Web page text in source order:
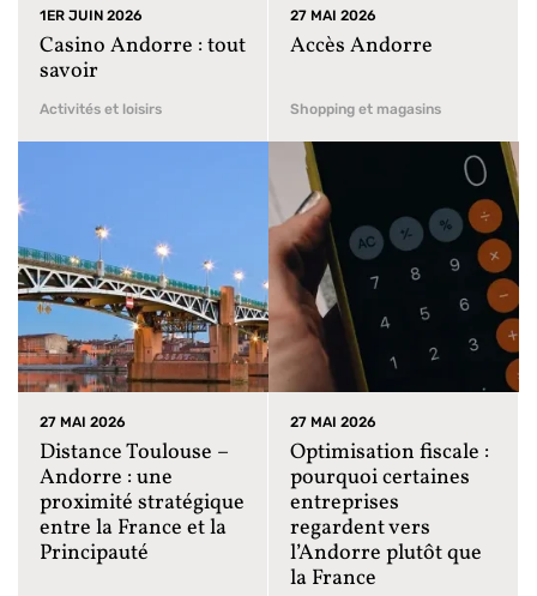
1ER JUIN 2026
Casino Andorre : tout
savoir
Activités et loisirs
27 MAI 2026
Accès Andorre
Shopping et magasins
27 MAI 2026
Distance Toulouse –
Andorre : une
proximité stratégique
entre la France et la
Principauté
27 MAI 2026
Optimisation fiscale :
pourquoi certaines
entreprises
regardent vers
l’Andorre plutôt que
la France